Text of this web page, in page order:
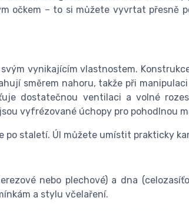
očkem – to si můžete vyvrtat přesně
vynikajícím vlastnostem.
směrem nahoru, takže při
dostatečnou ventilaci a volné
vyfrézované úchopy pro pohodlnou
staletí. Úl můžete umístit prakticky
nebo plechové) a dna
a stylu včelaření.